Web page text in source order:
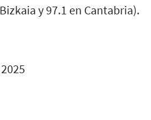
y 97.1 en Cantabria).